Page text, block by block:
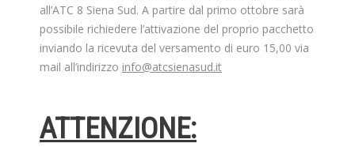
all’ATC 8 Siena Sud. A partire dal primo ottobre sarà
possibile richiedere l’attivazione del proprio pacchetto
inviando la ricevuta del versamento di euro 15,00 via
mail all’indirizzo info@atcsienasud.it
ATTENZIONE: